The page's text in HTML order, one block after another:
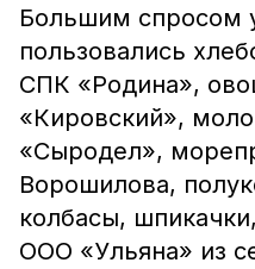
Большим спросом
пользовались
СПК «Родина»,
«Кировский»,
«Сыродел»,
Ворошилова,
колбасы,
ООО «Ульяна» из